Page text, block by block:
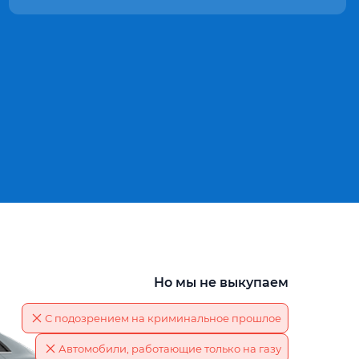
Но мы не выкупаем
С подозрением на криминальное прошлое
Автомобили, работающие только на газу